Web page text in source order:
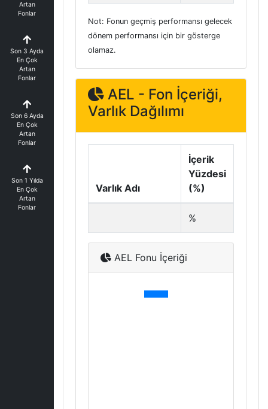
Artan
Fonlar
Son 3 Ayda
En Çok
Artan
Fonlar
Son 6 Ayda
En Çok
Artan
Fonlar
Son 1 Yılda
En Çok
Artan
Fonlar
Not: Fonun geçmiş performansı gelecek
dönem performansı için bir gösterge
olamaz.
AEL - Fon İçeriği,
Varlık Dağılımı
Varlık Adı
İçerik
Yüzdesi
(%)
%
AEL Fonu İçeriği